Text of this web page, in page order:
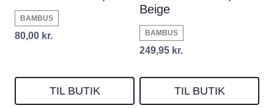
BAMBUS
80,00 kr.
TIL BUTIK
Beige
BAMBUS
249,95 kr.
TIL BUTIK